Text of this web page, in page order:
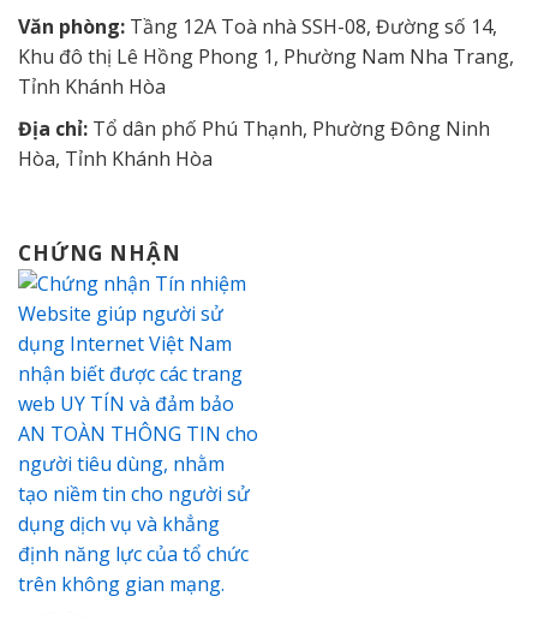
Văn phòng: Tầng 12A Toà nhà SSH-08, Đường số 14,
Khu đô thị Lê Hồng Phong 1, Phường Nam Nha Trang,
Tỉnh Khánh Hòa
Địa chỉ: Tổ dân phố Phú Thạnh, Phường Đông Ninh
Hòa, Tỉnh Khánh Hòa
CHỨNG NHẬN